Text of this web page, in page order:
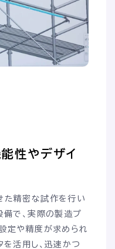
性やデザイ
た精密な試作を行い
で、実際の製造プ
定や精度が求められ
活用し、迅速かつ